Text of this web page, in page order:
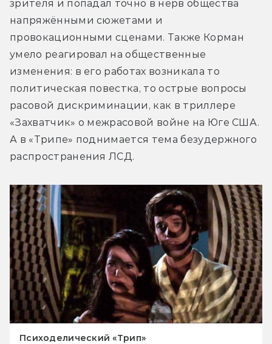
зрителя и попадал точно в нерв общества
напряжёнными сюжетами и
провокационными сценами. Также Корман
умело реагировал на общественные
изменения: в его работах возникала то
политическая повестка, то острые вопросы
расовой дискриминации, как в триллере
«Захватчик» о межрасовой войне на Юге США.
А в «Трипе» поднимается тема безудержного
распространения ЛСД.
Психоделический «Трип»